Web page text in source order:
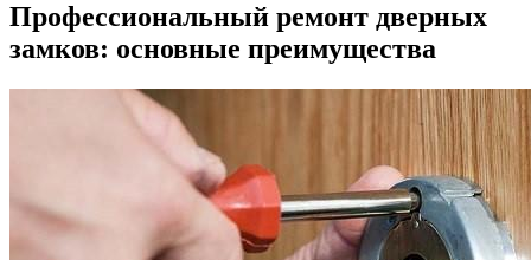
Профессиональный ремонт дверных
замков: основные преимущества